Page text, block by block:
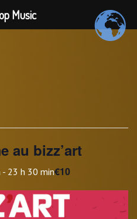
au bizz’art
- 23 h 30 min€10
Music